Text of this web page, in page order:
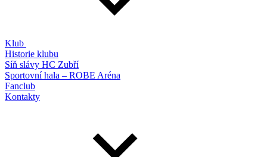
Klub
Historie klubu
Síň slávy HC Zubří
Sportovní hala – ROBE Aréna
Fanclub
Kontakty